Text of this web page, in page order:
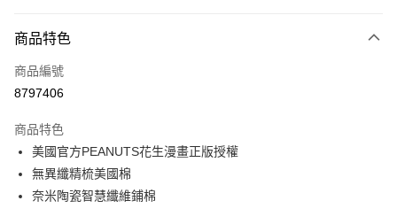
信用卡一次付款
信用卡分期付款
合作金庫商業銀行
華南商業銀行
彰化商業銀行
上海商業儲蓄銀行
國泰世華商業銀行
6 期 0 利率 每期
華南商業銀行
上海商業儲蓄銀行
LINE Pay
Apple Pay
商品特色
商品編號
8797406
商品特色
美國官方PEANUTS花生漫畫正版授權
無異纖精梳美國棉
奈米陶瓷智慧纖維鋪棉